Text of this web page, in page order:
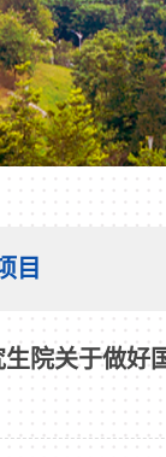
目
生院关于做好